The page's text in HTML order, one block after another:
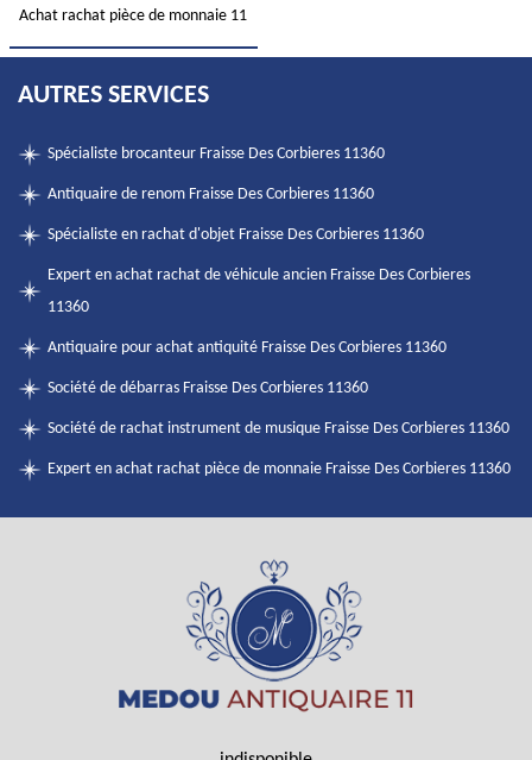
Achat rachat pièce de monnaie 11
AUTRES SERVICES
Spécialiste brocanteur Fraisse Des Corbieres 11360
Antiquaire de renom Fraisse Des Corbieres 11360
Spécialiste en rachat d'objet Fraisse Des Corbieres 11360
Expert en achat rachat de véhicule ancien Fraisse Des Corbieres
11360
Antiquaire pour achat antiquité Fraisse Des Corbieres 11360
Société de débarras Fraisse Des Corbieres 11360
Société de rachat instrument de musique Fraisse Des Corbieres 11360
Expert en achat rachat pièce de monnaie Fraisse Des Corbieres 11360